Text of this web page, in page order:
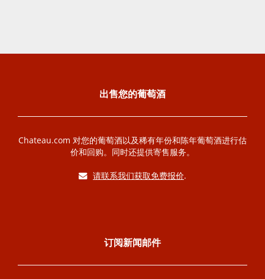
出售您的葡萄酒
Chateau.com 对您的葡萄酒以及稀有年份和陈年葡萄酒进行估
价和回购。同时还提供寄售服务。
请联系我们获取免费报价.
订阅新闻邮件